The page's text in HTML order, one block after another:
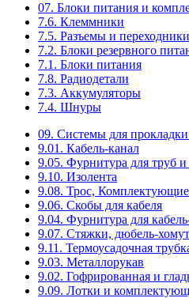
07. Блоки питания и
7.6. Клеммники
7.5. Разъемы и переходники
7.2. Блоки резервного
7.1. Блоки питания
7.8. Радиодетали
7.3. Аккумуляторы
7.4. Шнуры
09. Системы для прокладки
9.01. Кабель-канал
9.05. Фурнитура для труб и
9.10. Изолента
9.08. Трос,
9.06. Скобы для кабеля
9.04. Фурнитура для
9.07. Стяжки, дюбель-
9.11. Термоусадочная
9.03. Металлорукав
9.02. Гофрированная и
9.09. Лотки и